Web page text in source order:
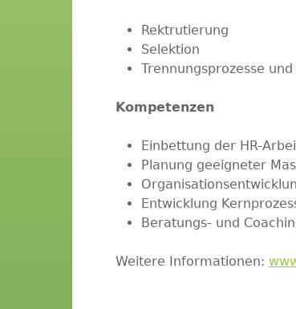
Rektrutierung
Selektion
Trennungsprozesse
Kompetenzen
Einbettung der HR-
Planung geeigneter
Entwicklung
Beratungs- und
Weitere Informationen: